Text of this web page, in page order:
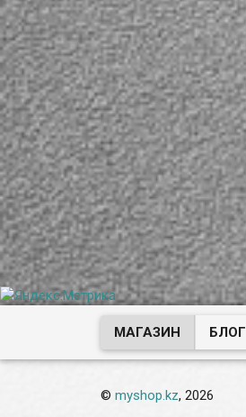
МАГАЗИН БЛОГ
©myshop.kz, 2026